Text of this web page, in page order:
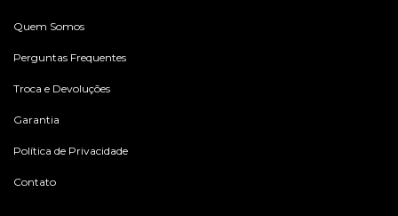
Quem Somos
Perguntas Frequentes
Troca e Devoluções
Garantia
Política de Privacidade
Contato